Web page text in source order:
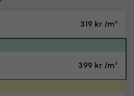
319 kr /m²
399 kr /m²